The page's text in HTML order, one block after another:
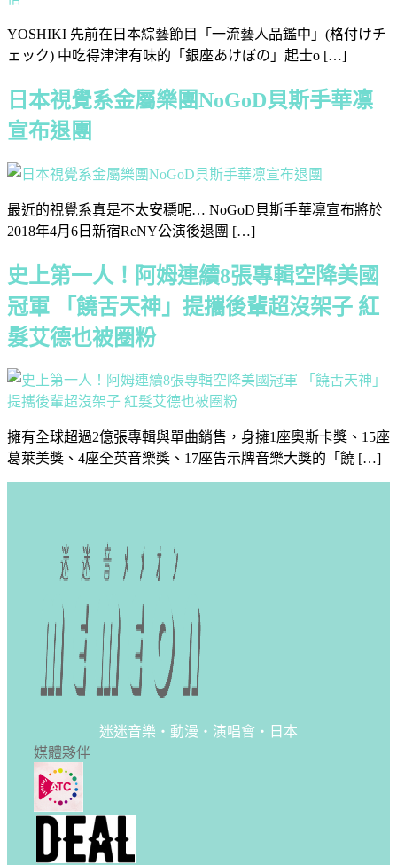
YOSHIKI 先前在日本綜藝節目「一流藝人品鑑中」(格付けチ
ェック) 中吃得津津有味的「銀座あけぼの」起士o […]
日本視覺系金屬樂團NoGoD貝斯手華凛
宣布退團
最近的視覺系真是不太安穩呢… NoGoD貝斯手華凛宣布將於
2018年4月6日新宿ReNY公演後退團 […]
史上第一人！阿姆連續8張專輯空降美國
冠軍 「饒舌天神」提攜後輩超沒架子 紅
髮艾德也被圈粉
擁有全球超過2億張專輯與單曲銷售，身擁1座奧斯卡獎、15座
葛萊美獎、4座全英音樂獎、17座告示牌音樂大獎的「饒 […]
迷迷音樂・動漫・演唱會・日本
媒體夥伴